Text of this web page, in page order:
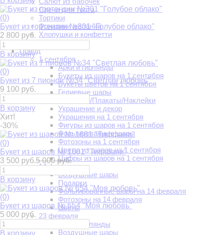
Свечи для торта
Тортики
Фонарики желаний
Хлопушки и конфетти
Цифры
Повод
1 сентября
Арки и гирлянды
Букеты из шаров на 1 сентября
Букеты цветов на 1 сентября
Гелиевые шары
Растяжки/Плакаты/Наклейки
Украшение и декор
Украшения на 1 сентября
Фигуры из шаров на 1 сентября
Фольгированные шары
Фотозоны на 1 сентября
Цветы из шаров на 1 сентября
Цифры из шаров на 1 сентября
14 февраля
Воздушные шары
Подарки
Фольгированные шары на 14 февраля
Фотозоны на 14 февраля
Цветы
23 февраля
Арки. Гирлянды
Воздушные шары
(0)
Букет из гортензии №301 "Голубое облако"
2 800 руб.
В корзину
(0)
Букет из 7 пионов №34 "Светлая любовь"
9 100 руб.
В корзину
Хит!
-30%
(0)
Букет из шаров № 1601 "Тиффани"
3 500 руб.5 000 руб.
В корзину
(0)
Букет из шаров № 654 "Моя любовь"
5 000 руб.
В корзину